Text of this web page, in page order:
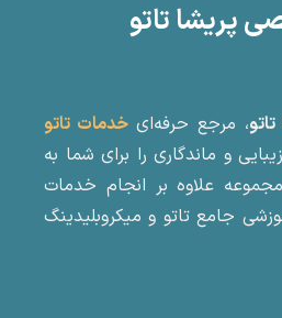
پریشا تاتو
، مرجع حرفه‌ایخدمات تاتو
و ماندگاری را برای شما به
علاوه بر انجام خدمات
جامع تاتو و میکروبلیدینگ